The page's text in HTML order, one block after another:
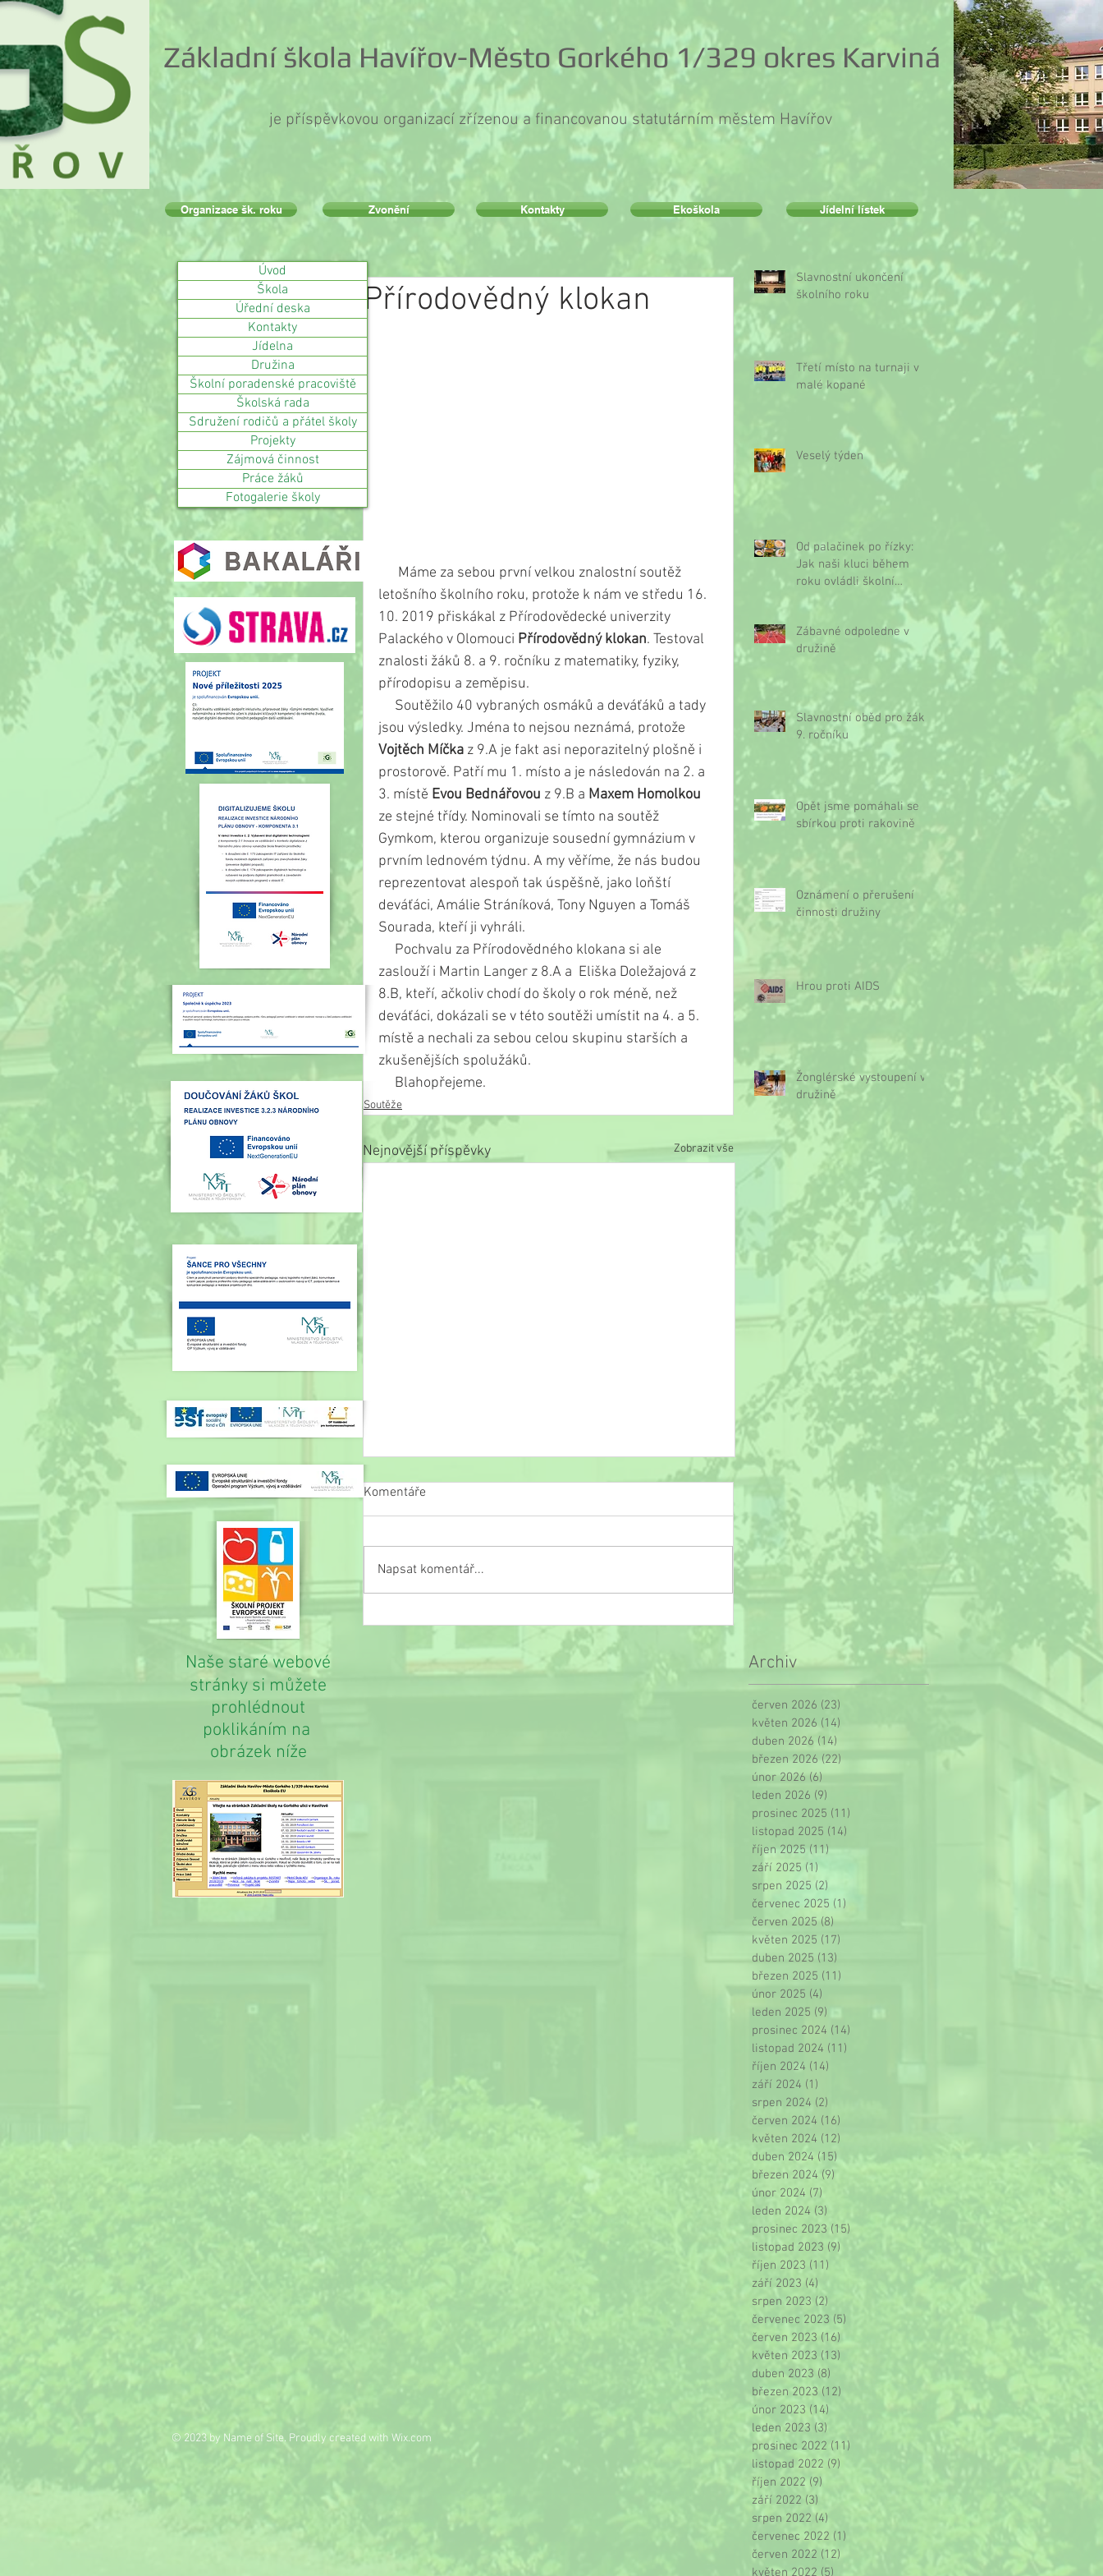
Základní škola Havířov-Město Gorkého 1/329 okres Karviná
je příspěvkovou organizací zřízenou a financovanou statutárním městem Havířov
Přírodovědný klokan
letošního školního roku, protože k nám ve středu 16.
10. 2019 přiskákal z Přírodovědecké univerzity
Palackého v Olomouci Přírodovědný klokan. Testoval
znalosti žáků 8. a 9. ročníku z matematiky, fyziky,
přírodopisu a zeměpisu.
jsou výsledky. Jména to nejsou neznámá, protože
Vojtěch Míčka z 9.A je fakt asi neporazitelný plošně i
prostorově. Patří mu 1. místo a je následován na 2. a
3. místě Evou Bednářovou z 9.B a Maxem Homolkou
ze stejné třídy. Nominovali se tímto na soutěž
Gymkom, kterou organizuje sousední gymnázium v
prvním lednovém týdnu. A my věříme, že nás budou
reprezentovat alespoň tak úspěšně, jako loňští
deváťáci, Amálie Stráníková, Tony Nguyen a Tomáš
Sourada, kteří ji vyhráli.
zaslouží i Martin Langer z 8.A a  Eliška Doležajová z
8.B, kteří, ačkoliv chodí do školy o rok méně, než
deváťáci, dokázali se v této soutěži umístit na 4. a 5.
místě a nechali za sebou celou skupinu starších a
zkušenějších spolužáků.
     Blahopřejeme.
Soutěže
Nejnovější příspěvky Zobrazit vše
Komentáře
Napsat komentář...
Slavnostní ukončení
školního roku
Třetí místo na turnaji v
malé kopané
Veselý týden
Od palačinek po řízky:
Jak naši kluci během
roku ovládli školní
kuchyňku
Zábavné odpoledne v
družině
Slavnostní oběd pro žáky
9. ročníku
Opět jsme pomáhali se
sbírkou proti rakovině
Oznámení o přerušení
činnosti družiny
Hrou proti AIDS
Žonglérské vystoupení v
družině
Archiv
červen 2026 (23)
květen 2026 (14)
duben 2026 (14)
březen 2026 (22) 22 příspěvků
únor 2026 (6)
leden 2026 (9)
prosinec 2025 (11)
listopad 2025 (14)
říjen 2025 (11)11 příspěvků
září 2025 (1)
srpen 2025 (2)
červenec 2025 (1)
červen 2025 (8)
květen 2025 (17)
duben 2025 (13)
březen 2025 (11)
únor 2025 (4)
leden 2025 (9)
prosinec 2024 (14)
listopad 2024 (11)
říjen 2024 (14)
září 2024 (1)
srpen 2024 (2)
červen 2024 (16)
květen 2024 (12)
duben 2024 (15)
březen 2024 (9)
únor 2024 (7)
leden 2024 (3)
prosinec 2023 (15) 15 příspěvků
listopad 2023 (9)
říjen 2023 (11)
září 2023 (4)
srpen 2023 (2)
červenec 2023 (5)
červen 2023 (16)
květen 2023 (13)
duben 2023 (8)
březen 2023 (12)
únor 2023 (14) 14 příspěvků
leden 2023 (3) 3 příspěvky
prosinec 2022 (11)
listopad 2022 (9)
říjen 2022 (9)
září 2022 (3)
srpen 2022 (4)
červenec 2022 (1)
červen 2022 (12)
květen 2022 (5)
Organizace šk. roku Zvonění Kontakty Ekoškola Jídelní lístek
Naše staré webové
stránky si můžete
prohlédnout
poklikáním na
obrázek níže
Úvod
Škola
Úřední deska
Kontakty
Jídelna
Družina
Školní poradenské pracoviště
Školská rada
Sdružení rodičů a přátel školy
Projekty
Zájmová činnost
Práce žáků
Fotogalerie školy
© 2023 by Name of Site. Proudly created with Wix.com